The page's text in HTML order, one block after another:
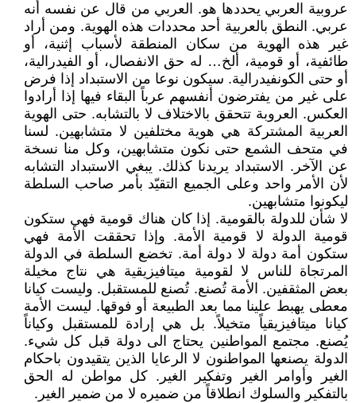
عروبية العربي يحددها هو. العربي من قال عن نفسه أنه
عربي. النطق بالعربية أحد محددات هذه الهوية. ومن أراد
غير هذه الهوية من سكان المنطقة لأسباب إثنية، أو
طائفية، أو قومية، ألخ… له حق الانفصال، أو الفيدرالية،
أو حتى الكونفيدرالية. سيكون نوعا من الاستبداد إذا فرض
على غير من يفترضون أنفسهم عرباً البقاء فيها إذا أرادوا
العكس. العروبة تتحقق بالاختلاف لا بالتشابه. حتى الهوية
العربية المشتركة هي هوية مختلفين لا متشابهين. لسنا
في متحف الشمع حتى نكون متشابهين، وكل منا نسخة
عن الآخر. الاستبداد يريدنا كذلك. يبغي الاستبداد التشابه
لأن الأمر واحد وعلى الجميع التقيّد بأمر صاحب السلطة
ليكونوا متشابهين.
لا شأن للدولة بالقومية. إذا كان هناك قومية فهي ستكون
قومية الدولة لا قومية الأمة. وإذا تحققت الأمة فهي
ستكون أمة دولة لا دولة أمة. تخضع السلطة في الدولة
المرتجاة للناس لا لقومية ميتافيزيقية هي نتاج مخيلة
بعض المثقفين. الأمة تُصنع. تُصنع للمستقبل. وليست كيانا
معطى يهبط علينا مما بعد الطبيعة أو فوقها. ليست الأمة
كيانا ميتافيزيقياً متخيلاً. بل هي إرادة للمستقبل وكياناً
يُصنع. مجتمع المواطنين يحتاج الى دولة قبل كل شيء.
الدولة يصنعها المواطنون لا الرعايا الذين يتقيدون باحكام
الغير وأوامر الغير وتفكير الغير. كل مواطن له الحق
بالتفكير والسلوك انطلاقاً من ضميره لا من ضمير الغير.